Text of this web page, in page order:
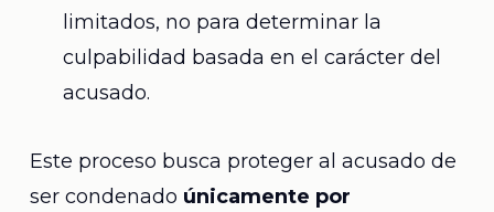
limitados, no para determinar la
culpabilidad basada en el carácter del
acusado.
Este proceso busca proteger al acusado de
ser condenado únicamente por